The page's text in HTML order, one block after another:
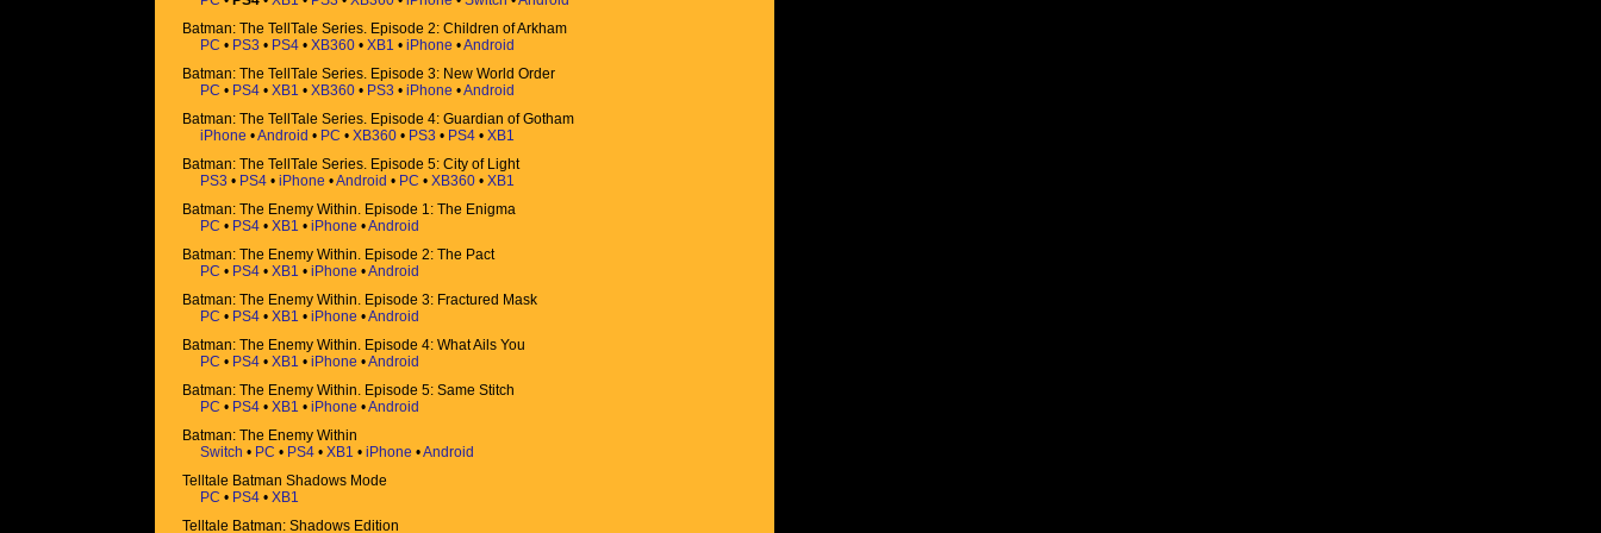
Batman: The TellTale Series. Episode 2: Children of Arkham
PC • PS3 • PS4 • XB360 • XB1 • iPhone •Android
Batman: The TellTale Series. Episode 3: New World Order
PC • PS4 • XB1 • XB360 • PS3 • iPhone •Android
Batman: The TellTale Series. Episode 4: Guardian of Gotham
iPhone •Android • PC • XB360 • PS3 • PS4 • XB1
Batman: The TellTale Series. Episode 5: City of Light
PS3 • PS4 • iPhone •Android • PC • XB360 • XB1
Batman: The Enemy Within. Episode 1: The Enigma
PC • PS4 • XB1 • iPhone •Android
Batman: The Enemy Within. Episode 2: The Pact
PC • PS4 • XB1 • iPhone •Android
Batman: The Enemy Within. Episode 3: Fractured Mask
PC • PS4 • XB1 • iPhone •Android
Batman: The Enemy Within. Episode 4: What Ails You
PC • PS4 • XB1 • iPhone •Android
Batman: The Enemy Within. Episode 5: Same Stitch
PC • PS4 • XB1 • iPhone •Android
Batman: The Enemy Within
Switch • PC • PS4 • XB1 • iPhone •Android
Telltale Batman Shadows Mode
PC • PS4 • XB1
Telltale Batman: Shadows Edition